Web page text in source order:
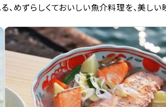
、めずらしくておいしい魚介料理を、美し